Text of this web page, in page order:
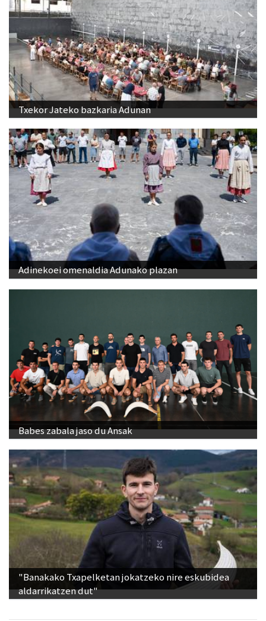
Txekor Jateko bazkaria Adunan
Adinekoei omenaldia Adunako plazan
Babes zabala jaso du Ansak
"Banakako Txapelketan jokatzeko nire eskubidea
aldarrikatzen dut"